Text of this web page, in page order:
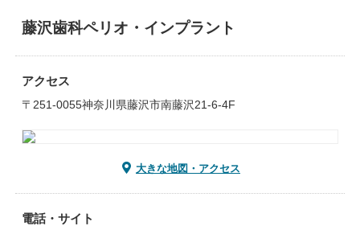
藤沢歯科ペリオ・インプラント
アクセス
〒251-0055神奈川県藤沢市南藤沢21-6-4F
大きな地図・アクセス
電話・サイト